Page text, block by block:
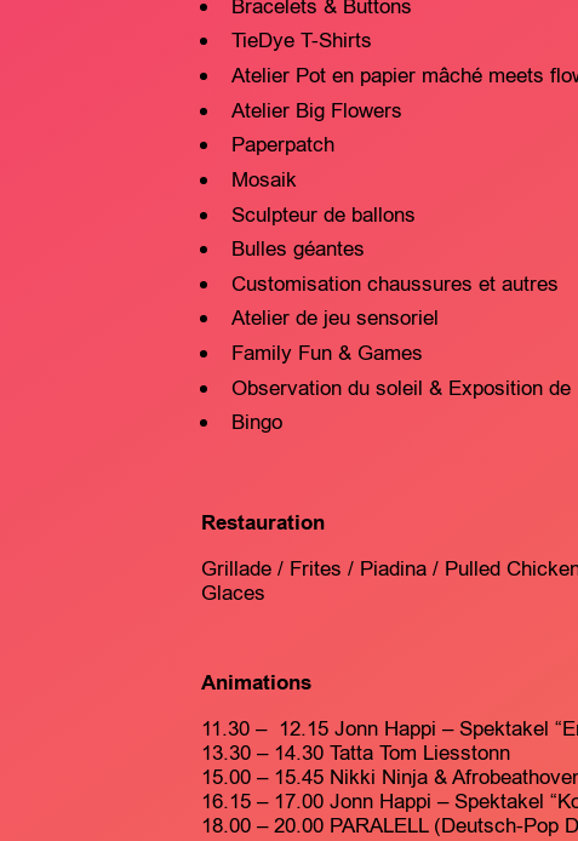
Bracelets & Buttons
TieDye T-Shirts
Atelier Pot en papier mâché meets
Atelier Big Flowers
Paperpatch
Mosaik
Sculpteur de ballons
Bulles géantes
Customisation chaussures et autres
Atelier de jeu sensoriel
Family Fun & Games
Observation du soleil & Exposition
Bingo
Restauration
Grillade / Frites / Piadina / Pulled
Glaces
Animations
11.30 – 12.15 Jonn Happi – Spektakel
13.30 – 14.30 Tatta Tom Liesstonn
15.00 – 15.45 Nikki Ninja &
16.15 – 17.00 Jonn Happi – Spektakel
18.00 – 20.00 PARALELL (Deutsch-Pop